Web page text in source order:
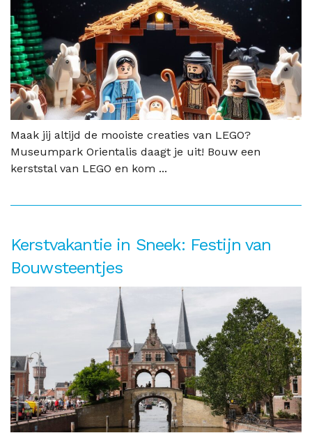
Maak jij altijd de mooiste creaties van LEGO?
Museumpark Orientalis daagt je uit! Bouw een
kerststal van LEGO en kom ...
Kerstvakantie in Sneek: Festijn van
Bouwsteentjes